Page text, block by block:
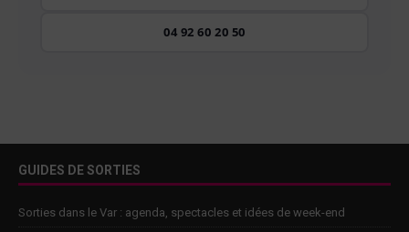
04 92 60 20 50
GUIDES DE SORTIES
Sorties dans le Var : agenda, spectacles et idées de week-end